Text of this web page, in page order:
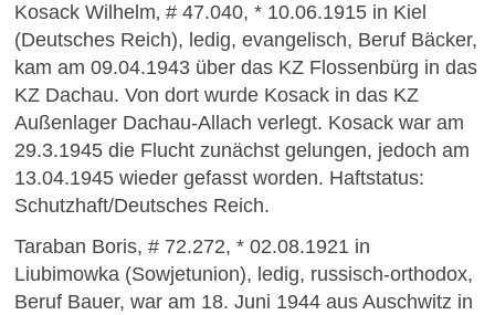
Kosack Wilhelm‚ # 47.040, * 10.06.1915 in Kiel
(Deutsches Reich), ledig, evangelisch, Beruf Bäcker,
kam am 09.04.1943 über das KZ Flossenbürg in das
KZ Dachau. Von dort wurde Kosack in das KZ
Außenlager Dachau-Allach verlegt. Kosack war am
29.3.1945 die Flucht zunächst gelungen, jedoch am
13.04.1945 wieder gefasst worden. Haftstatus:
Schutzhaft/Deutsches Reich.
Taraban Boris, # 72.272, * 02.08.1921 in
Liubimowka (Sowjetunion), ledig, russisch-orthodox,
Beruf Bauer, war am 18. Juni 1944 aus Auschwitz in